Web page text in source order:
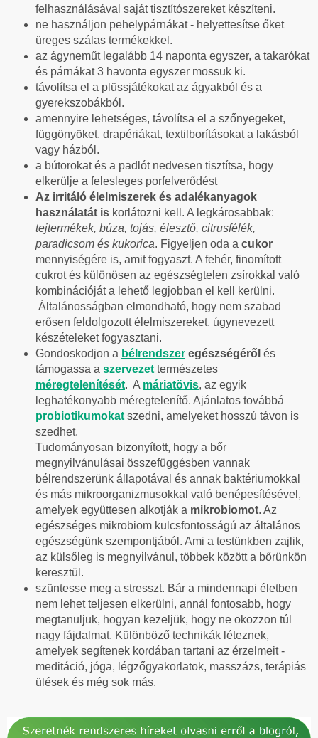
felhasználásával saját tisztítószereket készíteni.
ne használjon pehelypárnákat - helyettesítse őket
üreges szálas termékekkel.
az ágyneműt legalább 14 naponta egyszer, a takarókat
és párnákat 3 havonta egyszer mossuk ki.
távolítsa el a plüssjátékokat az ágyakból és a
gyerekszobákból.
amennyire lehetséges, távolítsa el a szőnyegeket,
függönyöket, drapériákat, textilborításokat a lakásból
vagy házból.
a bútorokat és a padlót nedvesen tisztítsa, hogy
elkerülje a felesleges porfelverődést
Az irritáló élelmiszerek és adalékanyagok
használatát is korlátozni kell. A legkárosabbak:
tejtermékek, búza, tojás, élesztő, citrusfélék,
paradicsom és kukorica. Figyeljen oda a cukor
mennyiségére is, amit fogyaszt. A fehér, finomított
cukrot és különösen az egészségtelen zsírokkal való
kombinációját a lehető legjobban el kell kerülni.
Általánosságban elmondható, hogy nem szabad
erősen feldolgozott élelmiszereket, úgynevezett
készételeket fogyasztani.
Gondoskodjon a bélrendszer egészségéről és
támogassa a szervezet természetes
méregtelenítését. A máriatövis, az egyik
leghatékonyabb méregtelenítő. Ajánlatos továbbá
probiotikumokat szedni, amelyeket hosszú távon is
szedhet.
Tudományosan bizonyított, hogy a bőr
megnyilvánulásai összefüggésben vannak
bélrendszerünk állapotával és annak baktériumokkal
és más mikroorganizmusokkal való benépesítésével,
amelyek együttesen alkotják a mikrobiomot. Az
egészséges mikrobiom kulcsfontosságú az általános
egészségünk szempontjából. Ami a testünkben zajlik,
az külsőleg is megnyilvánul, többek között a bőrünkön
keresztül.
szüntesse meg a stresszt. Bár a mindennapi életben
nem lehet teljesen elkerülni, annál fontosabb, hogy
megtanuljuk, hogyan kezeljük, hogy ne okozzon túl
nagy fájdalmat. Különböző technikák léteznek,
amelyek segítenek kordában tartani az érzelmeit -
meditáció, jóga, légzőgyakorlatok, masszázs, terápiás
ülések és még sok más.